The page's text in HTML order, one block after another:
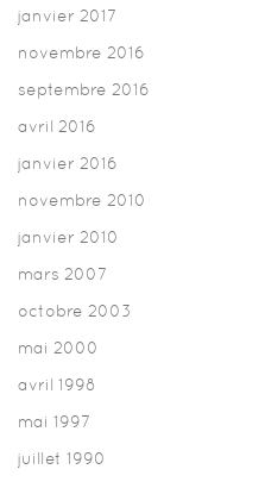
janvier 2017
novembre 2016
septembre 2016
avril 2016
janvier 2016
novembre 2010
janvier 2010
mars 2007
octobre 2003
mai 2000
avril 1998
mai 1997
juillet 1990